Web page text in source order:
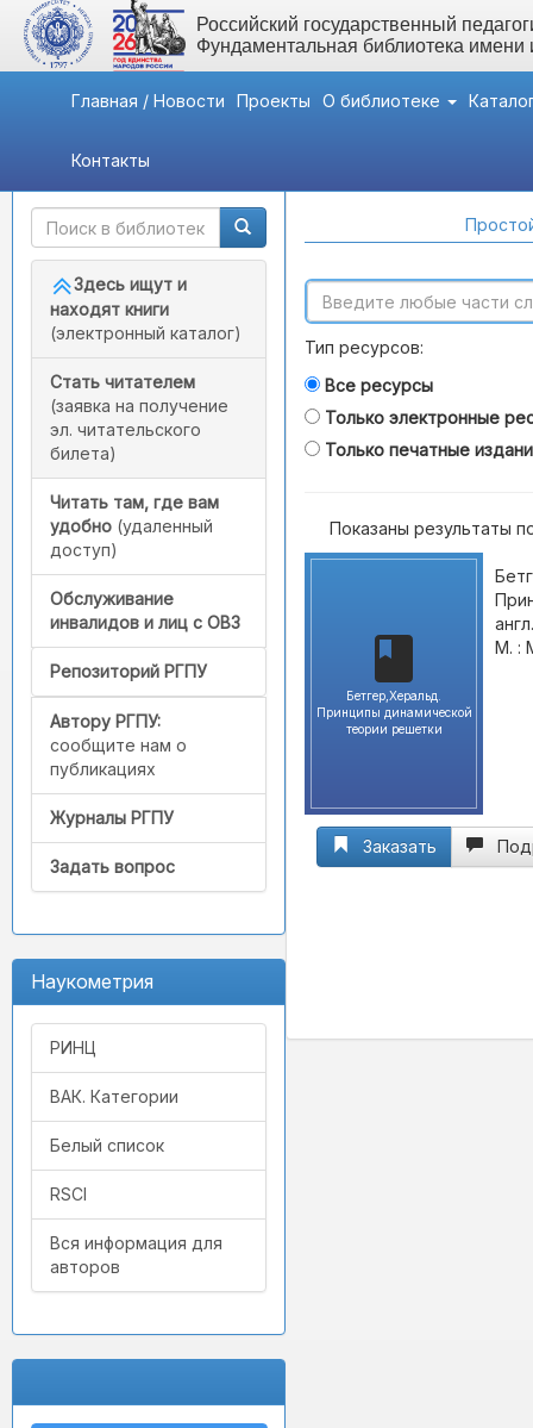
Российский государственный
Фундаментальная библиотека
Главная / Новости Проекты О библиотеке
Контакты
Быстрый доступ
Здесь ищут и
находят книги
(электронный каталог)
Стать читателем
(заявка на получение
эл. читательского
билета)
Читать там, где вам
удобно (удаленный
доступ)
Обслуживание
инвалидов и лиц с ОВЗ
Репозиторий РГПУ
Автору РГПУ:
сообщите нам о
публикациях
Журналы РГПУ
Задать вопрос
Наукометрия
РИНЦ
ВАК. Категории
Белый список
RSCI
Вся информация для
авторов
Тип ресурсов:
Все ресурсы
Только электронные
Только печатные
Показаны результаты
Бетгер,Херальд.
Принципы динамической
теории решетки
М. :
Заказать